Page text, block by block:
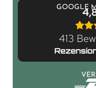
GOOGLE
413